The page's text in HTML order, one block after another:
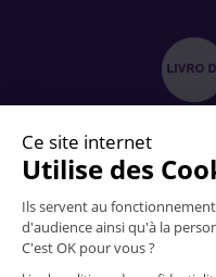
Em caso de litígio o
Centro de Informação, Mediação e
+351 289 823 135 -info@
© 2006-2026